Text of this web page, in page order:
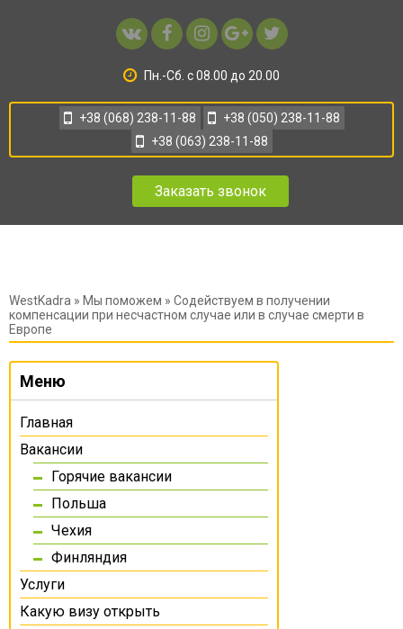
Пн.-Сб. с 08.00 до 20.00
+38 (068) 238-11-88
+38 (050) 238-11-88
+38 (063) 238-11-88
Заказать звонок
WestKadra » Мы поможем » Содействуем в получении
компенсации при несчастном случае или в случае смерти в
Европе
Меню
Главная
Вакансии
Горячие вакансии
Польша
Чехия
Финляндия
Услуги
Какую визу открыть